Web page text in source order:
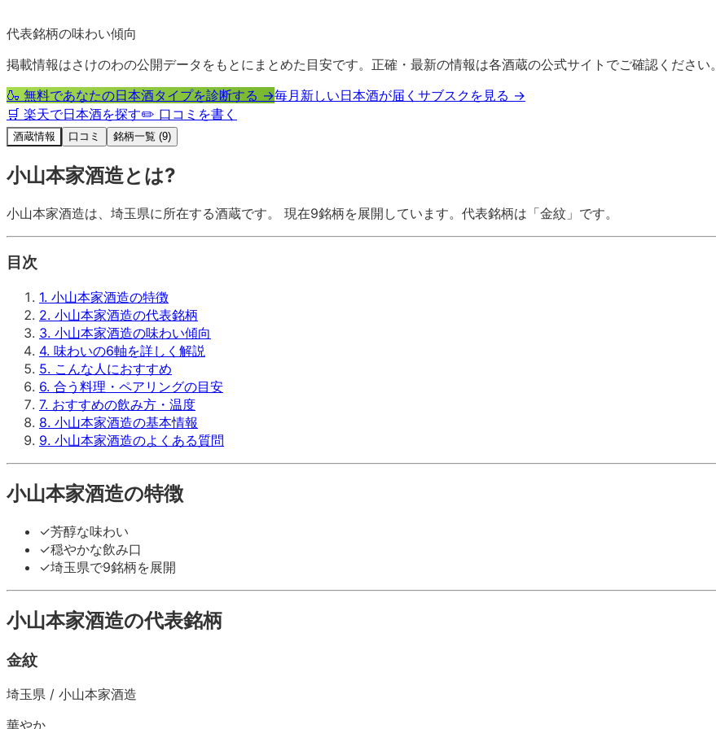
代表銘柄の味わい傾向
掲載情報はさけのわの公開データをもとにまとめた目安です。正確・最新の情報は各酒蔵の公式サイトでご確認ください。
🍶 無料であなたの日本酒タイプを診断する →毎月新しい日本酒が届くサブスクを見る →
🛒 楽天で日本酒を探す✏️ 口コミを書く
酒蔵情報 口コミ 銘柄一覧 (9)
小山本家酒造とは?
小山本家酒造は、 埼玉県に所在する酒蔵です。 現在9銘柄を展開しています。 代表銘柄は「金紋 」 です。
目次
1. 小山本家酒造の特徴
2. 小山本家酒造の代表銘柄
3. 小山本家酒造の味わい傾向
4. 味わいの6軸を詳しく解説
5. こんな人におすすめ
6. 合う料理・ペアリングの目安
7. おすすめの飲み方・温度
8. 小山本家酒造の基本情報
9. 小山本家酒造のよくある質問
小山本家酒造の特徴
✓芳醇な味わい
✓穏やかな飲み口
✓埼玉県で9銘柄を展開
小山本家酒造の代表銘柄
金紋
埼玉県 / 小山本家酒造
華やか